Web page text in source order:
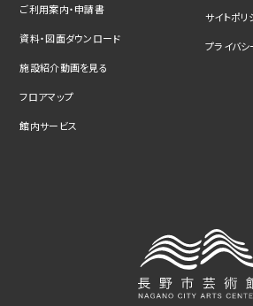
ご利用案内・申請書
資料・図面ダウンロード
施設紹介動画を見る
フロアマップ
館内サービス
サイトポリ
プライバ